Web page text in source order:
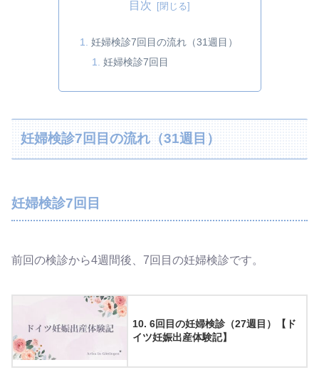
目次
妊婦検診7回目の流れ（31週目）
妊婦検診7回目
妊婦検診7回目の流れ（31週目）
妊婦検診7回目
前回の検診から4週間後、7回目の妊婦検診です。
10. 6回目の妊婦検診（27週目）【ド
イツ妊娠出産体験記】